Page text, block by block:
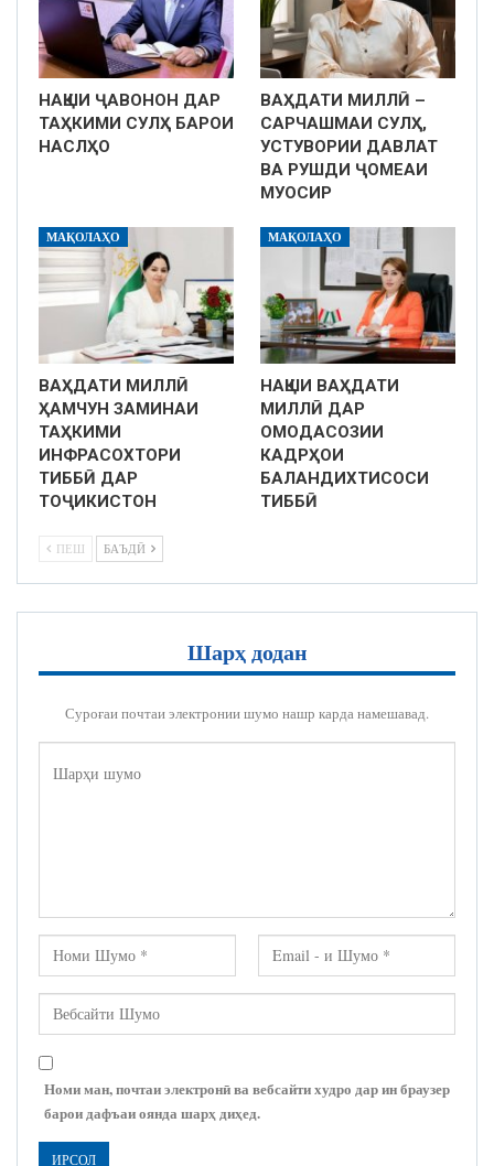
НАҚШИ ҶАВОНОН ДАР
ТАҲКИМИ СУЛҲ БАРОИ
НАСЛҲО
ВАҲДАТИ МИЛЛӢ –
САРЧАШМАИ СУЛҲ,
УСТУВОРИИ ДАВЛАТ
ВА РУШДИ ҶОМЕАИ
МУОСИР
МАҚОЛАҲО
ВАҲДАТИ МИЛЛӢ
ҲАМЧУН ЗАМИНАИ
ТАҲКИМИ
ИНФРАСОХТОРИ
ТИББӢ ДАР
ТОҶИКИСТОН
МАҚОЛАҲО
НАҚШИ ВАҲДАТИ
МИЛЛӢ ДАР
ОМОДАСОЗИИ
КАДРҲОИ
БАЛАНДИХТИСОСИ
ТИББӢ
ПЕШ БАЪДӢ
Шарҳ додан
Суроғаи почтаи электронии шумо нашр карда намешавад.
Номи ман, почтаи электронӣ ва вебсайти худро дар ин браузер
барои дафъаи оянда шарҳ диҳед.